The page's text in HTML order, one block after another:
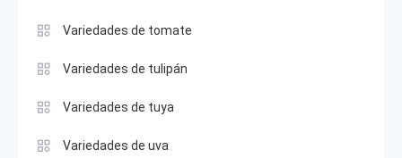
Variedades de tomate
Variedades de tulipán
Variedades de tuya
Variedades de uva